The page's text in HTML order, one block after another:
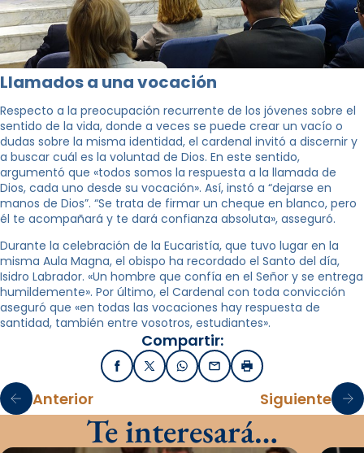
Llamados a una vocación
Respecto a la preocupación recurrente de los jóvenes sobre el
sentido de la vida, donde a veces se puede crear un vacío o
dudas sobre la misma identidad, el cardenal invitó a discernir y
a buscar cuál es la voluntad de Dios. En este sentido,
argumentó que «todos somos la respuesta a la llamada de
Dios, cada uno desde su vocación». Así, instó a “dejarse en
manos de Dios”. “Se trata de firmar un cheque en blanco, pero
él te acompañará y te dará confianza absoluta», asseguró.
Durante la celebración de la Eucaristía, que tuvo lugar en la
misma Aula Magna, el obispo ha recordado el Santo del día,
Isidro Labrador. «Un hombre que confía en el Señor y se entrega
humildemente». Por último, el Cardenal con toda convicción
aseguró que «en todas las vocaciones hay respuesta de
santidad, también entre vosotros, estudiantes».
Compartir:
FacebookX / TwitterWhatsApp
EmailImprimir
Anterior Siguiente
Te interesará…